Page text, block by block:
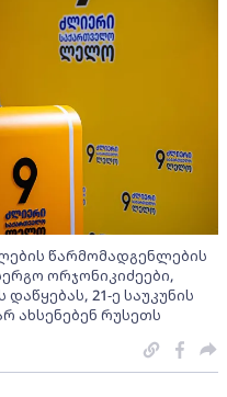
წარმომადგენლების
ორჯონიკიძეები,
21-ე საუკუნის
ახსენებენ რუსეთს